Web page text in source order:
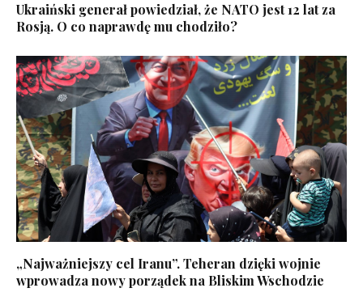
Ukraiński generał powiedział, że NATO jest 12 lat za
Rosją. O co naprawdę mu chodziło?
„Najważniejszy cel Iranu”. Teheran dzięki wojnie
wprowadza nowy porządek na Bliskim Wschodzie